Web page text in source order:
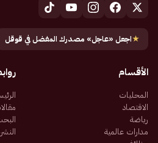
★اجعل «عاجل» مصدرك المفضل في قوقل
الأقسام
المحليات
الاقتصاد
رياضة
مدارات عالمية